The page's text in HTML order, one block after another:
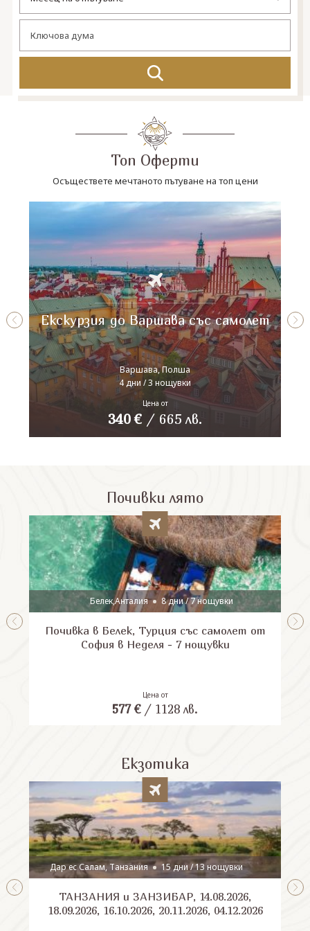
Топ Оферти
Осъществете мечтаното пътуване на топ цени
Екскурзия до Варшава със самолет
Варшава, Полша
4 дни / 3 нощувки
Цена от
340 € / 665 лв.
Почивки лято
Белек,Анталия 8 дни / 7 нощувки
Почивка в Белек, Турция със самолет от
София в Неделя - 7 нощувки
Цена от
577 €/ 1128 лв.
Екзотика
Дар ес Салам, Танзания 15 дни / 13 нощувки
ТАНЗАНИЯ и ЗАНЗИБАР, 14.08.2026,
18.09.2026, 16.10.2026, 20.11.2026, 04.12.2026